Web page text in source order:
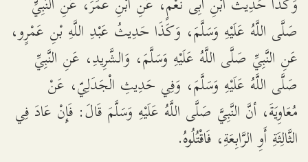
صَلَّى اللَّهُ عَلَيْهِ وَسَلَّمَ، وَكَذَا حَدِيثُ عَبْدِ اللَّهِ بْنِ عَمْرٍو،
عَنِ النَّبِيِّ صَلَّى اللَّهُ عَلَيْهِ وَسَلَّمَ، وَالشَّرِيدِ، عَنِ النَّبِيِّ
صَلَّى اللَّهُ عَلَيْهِ وَسَلَّمَ، وَفِي حَدِيثِ الْجَدَلِيّ، عَنْ
مُعَاوِيَةَ، أنَّ النَّبِيَّ صَلَّى اللَّهُ عَلَيْهِ وَسَلَّمَ قَالَ: فَإِنْ عَادَ فِي
الثَّالِثَةِ أَوِ الرَّابِعَةِ، فَاقْتُلُوهُ.